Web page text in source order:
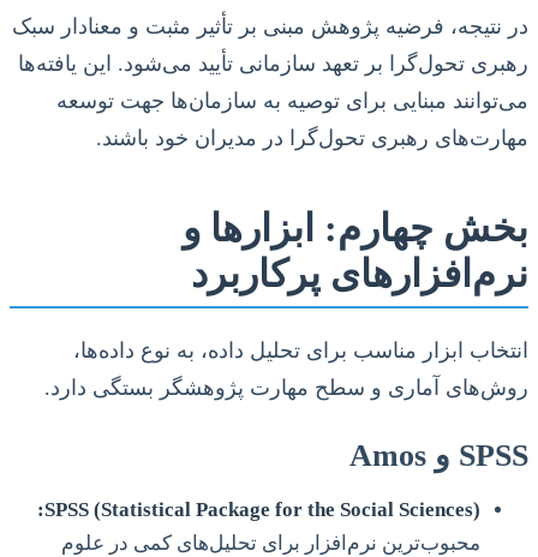
در نتیجه، فرضیه پژوهش مبنی بر تأثیر مثبت و معنادار سبک
رهبری تحول‌گرا بر تعهد سازمانی تأیید می‌شود. این یافته‌ها
می‌توانند مبنایی برای توصیه به سازمان‌ها جهت توسعه
مهارت‌های رهبری تحول‌گرا در مدیران خود باشند.
بخش چهارم: ابزارها و
نرم‌افزارهای پرکاربرد
انتخاب ابزار مناسب برای تحلیل داده، به نوع داده‌ها،
روش‌های آماری و سطح مهارت پژوهشگر بستگی دارد.
SPSS و Amos
SPSS (Statistical Package for the Social Sciences):
محبوب‌ترین نرم‌افزار برای تحلیل‌های کمی در علوم